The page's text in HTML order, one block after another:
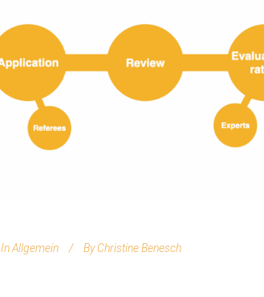
InAllgemein By Christine Benesch